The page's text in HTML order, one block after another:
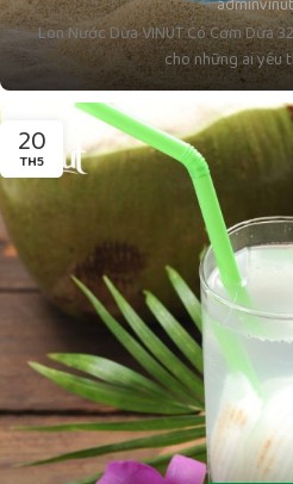
Lon Nước Dừa VINUT Có Cơm Dừa
cho những ai yêu
20
TH5